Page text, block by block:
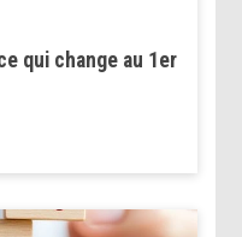
qui change au 1er